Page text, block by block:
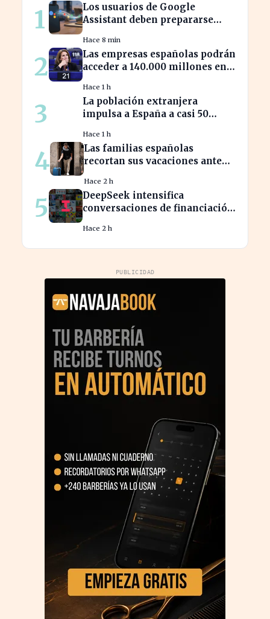
1
Los usuarios de Google
Assistant deben prepararse
sus dispositivos.
Hace 8 min
2
Las empresas españolas podrán
acceder a 140.000 millones en
ecológica
Hace 1 h
3
La población extranjera
impulsa a España a casi 50
cifras récord
Hace 1 h
4
Las familias españolas
recortan sus vacaciones ante
libre
Hace 2 h
5
DeepSeek intensifica
conversaciones de financiación
sus modelos
Hace 2 h
PUBLICIDAD